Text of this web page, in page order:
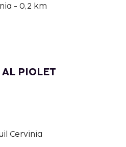
- 0,2 km
- 0,6 km
km
- 3,1 km
- 3,3 km
Rocce Bianche - 3,5 km
PIOLET
Cervinia